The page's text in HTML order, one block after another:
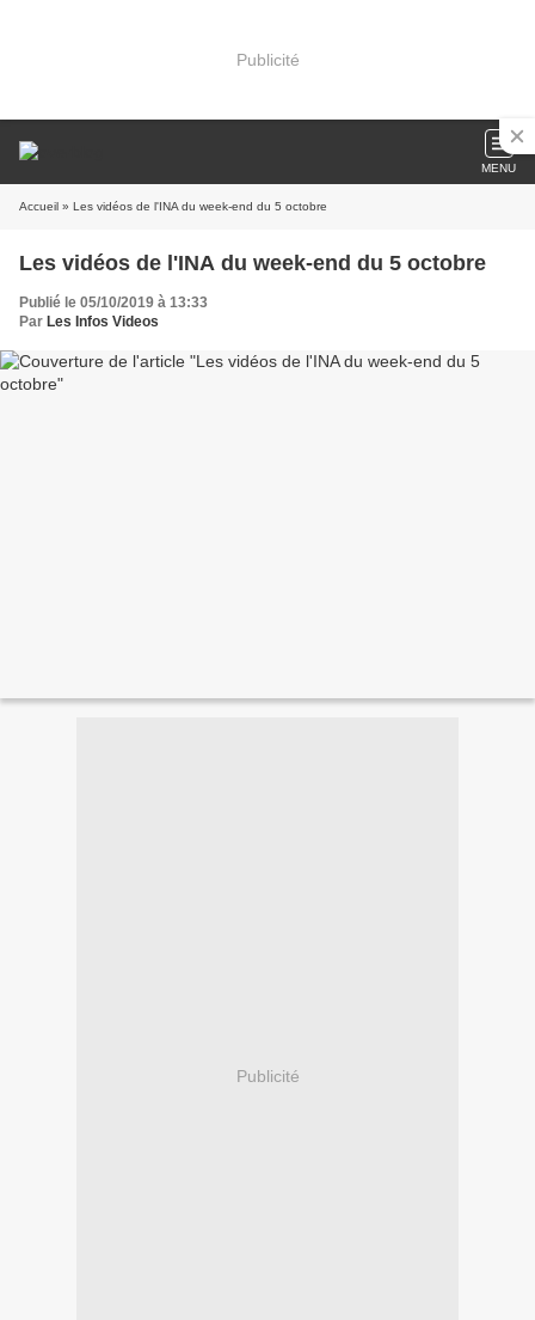
Publicité
MENU
Accueil » Les vidéos de l'INA du week-end du 5 octobre
Les vidéos de l'INA du week-end du 5 octobre
Publié le 05/10/2019 à 13:33
Par Les Infos Videos
Publicité